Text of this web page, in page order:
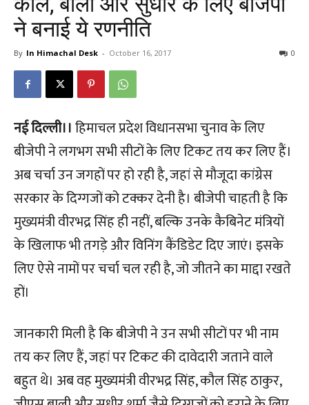
ने बनाई ये रणनीति
By In Himachal Desk - October 16, 2017 0
नई दिल्ली।।हिमाचल प्रदेश विधानसभा चुनाव के लिए
बीजेपी ने लगभग सभी सीटों के लिए टिकट तय कर लिए हैं।
अब चर्चा उन जगहों पर हो रही है, जहां से मौजूदा कांग्रेस
सरकार के दिग्गजों को टक्कर देनी है। बीजेपी चाहती है कि
मुख्यमंत्री वीरभद्र सिंह ही नहीं, बल्कि उनके कैबिनेट मंत्रियों
के खिलाफ भी तगड़े और विनिंग कैंडिडेट दिए जाएं। इसके
लिए ऐसे नामों पर चर्चा चल रही है, जो जीतने का माद्दा रखते
हों।
जानकारी मिली है कि बीजेपी ने उन सभी सीटों पर भी नाम
तय कर लिए हैं, जहां पर टिकट की दावेदारी जताने वाले
बहुत थे। अब वह मुख्यमंत्री वीरभद्र सिंह, कौल सिंह ठाकुर,